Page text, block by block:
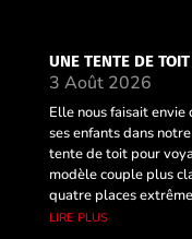
UNE TENTE DE TOIT
3 Août 2026
Elle nous faisait
ses enfants dans
tente de toit pour
modèle couple plus
quatre places
lire plus